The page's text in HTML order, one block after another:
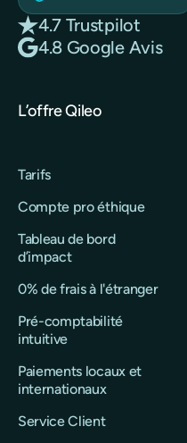
4.7 Trustpilot
4.8 Google Avis
L’offre Qileo
Tarifs
Compte pro éthique
Tableau de bord
d’impact
0% de frais à l'étranger
Pré-comptabilité
intuitive
Paiements locaux et
internationaux
Service Client